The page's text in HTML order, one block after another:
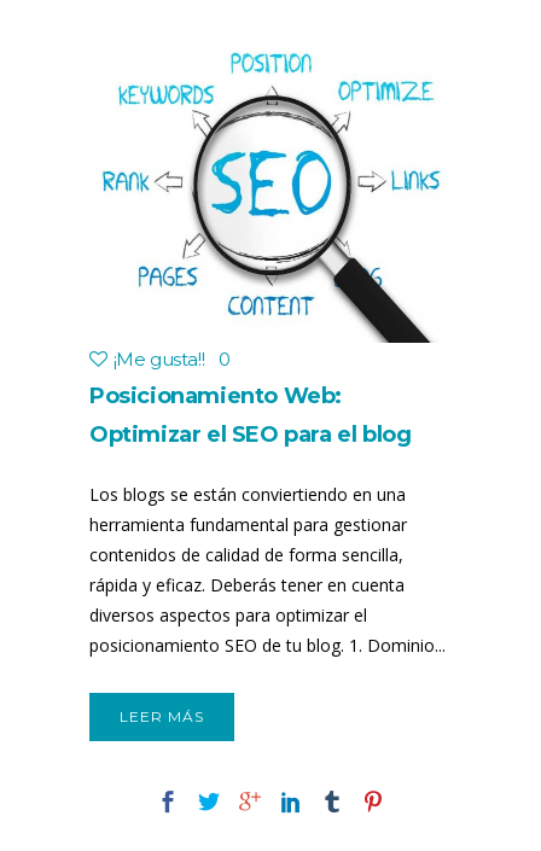
¡Me gusta!! 0
Posicionamiento Web:
Optimizar el SEO para el blog
Los blogs se están conviertiendo en una
herramienta fundamental para gestionar
contenidos de calidad de forma sencilla,
rápida y eficaz. Deberás tener en cuenta
diversos aspectos para optimizar el
posicionamiento SEO de tu blog. 1. Dominio...
LEER MÁS